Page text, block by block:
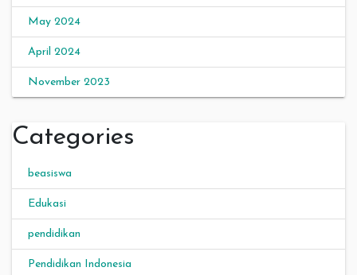
May 2024
April 2024
November 2023
Categories
beasiswa
Edukasi
pendidikan
Pendidikan Indonesia